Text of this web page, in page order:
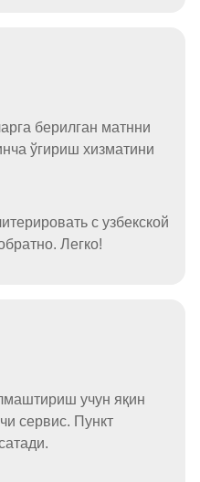
берилган матнни
ўгириш хизматини
с узбекской
Легко!
учун яқин
сервис. Пункт